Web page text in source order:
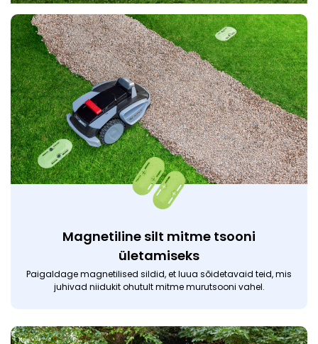
Magnetiline silt mitme tsooni
ületamiseks
Paigaldage magnetilised sildid, et luua sõidetavaid teid, mis
juhivad niidukit ohutult mitme murutsooni vahel.